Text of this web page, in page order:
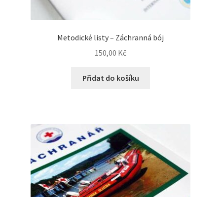
Metodické listy – Záchranná bój
150,00 Kč
Přidat do košíku